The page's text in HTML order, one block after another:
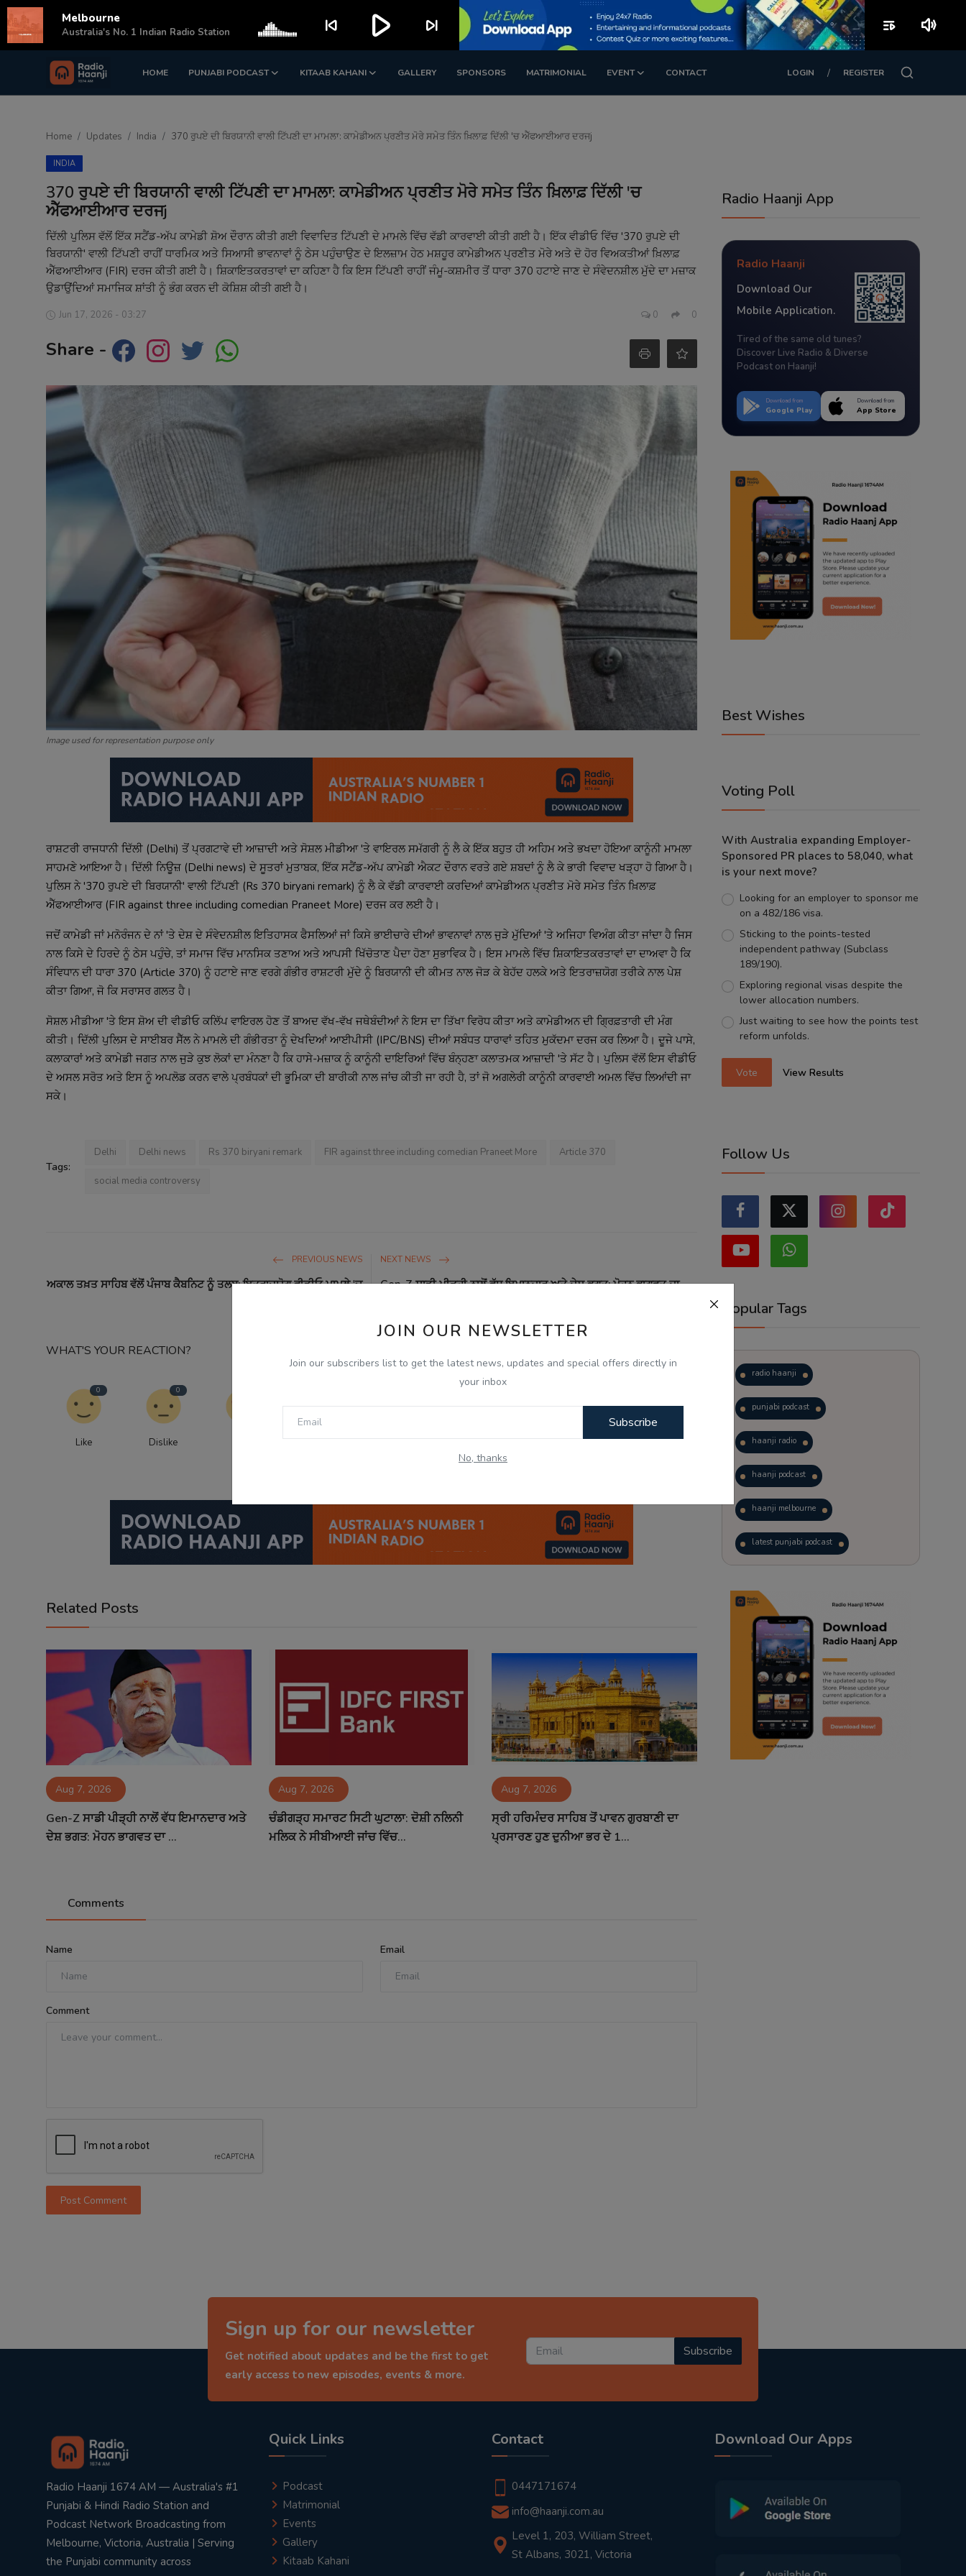
HOME PUNJABI PODCAST KITAAB KAHANI GALLERY SPONSORS MATRIMONIAL EVENT CONTACT LOGIN / REGISTER
Login Register
Punjabi Podcast
Kitaab Kahani
Sponsors
Matrimonial
Contact
JOIN OUR NEWSLETTER
Join our subscribers list to get the latest news, updates and special offers directly in
your inbox
Subscribe
No, thanks
Home Updates India 370 ਰੁਪਏ ਦੀ ਬਿਰਯਾਨੀ ਵਾਲੀ ਟਿੱਪਣੀ ਦਾ ਮਾਮਲਾ: ਕਾਮੇਡੀਅਨ ਪ੍ਰਣੀਤ ਮੋਰੇ ਸਮੇਤ ਤਿੰਨ ਖ਼ਿਲਾਫ਼ ਦਿੱਲੀ 'ਚ ਐੱਫਆਈਆਰ ਦਰਜj
INDIA
370 ਰੁਪਏ ਦੀ ਬਿਰਯਾਨੀ ਵਾਲੀ ਟਿੱਪਣੀ ਦਾ ਮਾਮਲਾ: ਕਾਮੇਡੀਅਨ ਪ੍ਰਣੀਤ ਮੋਰੇ ਸਮੇਤ ਤਿੰਨ ਖ਼ਿਲਾਫ਼ ਦਿੱਲੀ 'ਚ
ਐੱਫਆਈਆਰ ਦਰਜj
ਦਿੱਲੀ ਪੁਲਿਸ ਵੱਲੋਂ ਇੱਕ ਸਟੈਂਡ-ਅੱਪ ਕਾਮੇਡੀ ਸ਼ੋਅ ਦੌਰਾਨ ਕੀਤੀ ਗਈ ਵਿਵਾਦਿਤ ਟਿੱਪਣੀ ਦੇ ਮਾਮਲੇ ਵਿੱਚ ਵੱਡੀ ਕਾਰਵਾਈ ਕੀਤੀ ਗਈ ਹੈ। ਇੱਕ ਵੀਡੀਓ ਵਿੱਚ '370 ਰੁਪਏ ਦੀ
ਬਿਰਯਾਨੀ' ਵਾਲੀ ਟਿੱਪਣੀ ਰਾਹੀਂ ਧਾਰਮਿਕ ਅਤੇ ਸਿਆਸੀ ਭਾਵਨਾਵਾਂ ਨੂੰ ਠੇਸ ਪਹੁੰਚਾਉਣ ਦੇ ਇਲਜ਼ਾਮ ਹੇਠ ਮਸ਼ਹੂਰ ਕਾਮੇਡੀਅਨ ਪ੍ਰਣੀਤ ਮੋਰੇ ਅਤੇ ਦੋ ਹੋਰ ਵਿਅਕਤੀਆਂ ਖ਼ਿਲਾਫ਼
ਐੱਫਆਈਆਰ (FIR) ਦਰਜ ਕੀਤੀ ਗਈ ਹੈ। ਸ਼ਿਕਾਇਤਕਰਤਾਵਾਂ ਦਾ ਕਹਿਣਾ ਹੈ ਕਿ ਇਸ ਟਿੱਪਣੀ ਰਾਹੀਂ ਜੰਮੂ-ਕਸ਼ਮੀਰ ਤੋਂ ਧਾਰਾ 370 ਹਟਾਏ ਜਾਣ ਦੇ ਸੰਵੇਦਨਸ਼ੀਲ ਮੁੱਦੇ ਦਾ ਮਜ਼ਾਕ
ਉਡਾਉਂਦਿਆਂ ਸਮਾਜਿਕ ਸ਼ਾਂਤੀ ਨੂੰ ਭੰਗ ਕਰਨ ਦੀ ਕੋਸ਼ਿਸ਼ ਕੀਤੀ ਗਈ ਹੈ।
Jun 17, 2026 - 03:27 0 0
Share -
Image used for representation purpose only
ਰਾਸ਼ਟਰੀ ਰਾਜਧਾਨੀ ਦਿੱਲੀ (Delhi) ਤੋਂ ਪ੍ਰਗਟਾਵੇ ਦੀ ਆਜ਼ਾਦੀ ਅਤੇ ਸੋਸ਼ਲ ਮੀਡੀਆ 'ਤੇ ਵਾਇਰਲ ਸਮੱਗਰੀ ਨੂੰ ਲੈ ਕੇ ਇੱਕ ਬਹੁਤ ਹੀ ਅਹਿਮ ਅਤੇ ਭਖਦਾ ਹੋਇਆ ਕਾਨੂੰਨੀ ਮਾਮਲਾ
ਸਾਹਮਣੇ ਆਇਆ ਹੈ। ਦਿੱਲੀ ਨਿਊਜ਼ (Delhi news) ਦੇ ਸੂਤਰਾਂ ਮੁਤਾਬਕ, ਇੱਕ ਸਟੈਂਡ-ਅੱਪ ਕਾਮੇਡੀ ਐਕਟ ਦੌਰਾਨ ਵਰਤੇ ਗਏ ਸ਼ਬਦਾਂ ਨੂੰ ਲੈ ਕੇ ਭਾਰੀ ਵਿਵਾਦ ਖੜ੍ਹਾ ਹੋ ਗਿਆ ਹੈ।
ਪੁਲਿਸ ਨੇ '370 ਰੁਪਏ ਦੀ ਬਿਰਯਾਨੀ' ਵਾਲੀ ਟਿੱਪਣੀ (Rs 370 biryani remark) ਨੂੰ ਲੈ ਕੇ ਵੱਡੀ ਕਾਰਵਾਈ ਕਰਦਿਆਂ ਕਾਮੇਡੀਅਨ ਪ੍ਰਣੀਤ ਮੋਰੇ ਸਮੇਤ ਤਿੰਨ ਖ਼ਿਲਾਫ਼
ਐੱਫਆਈਆਰ (FIR against three including comedian Praneet More) ਦਰਜ ਕਰ ਲਈ ਹੈ।
ਜਦੋਂ ਕਾਮੇਡੀ ਜਾਂ ਮਨੋਰੰਜਨ ਦੇ ਨਾਂ 'ਤੇ ਦੇਸ਼ ਦੇ ਸੰਵੇਦਨਸ਼ੀਲ ਇਤਿਹਾਸਕ ਫੈਸਲਿਆਂ ਜਾਂ ਕਿਸੇ ਭਾਈਚਾਰੇ ਦੀਆਂ ਭਾਵਨਾਵਾਂ ਨਾਲ ਜੁੜੇ ਮੁੱਦਿਆਂ 'ਤੇ ਅਜਿਹਾ ਵਿਅੰਗ ਕੀਤਾ ਜਾਂਦਾ ਹੈ ਜਿਸ
ਨਾਲ ਕਿਸੇ ਦੇ ਹਿਰਦੇ ਨੂੰ ਠੇਸ ਪਹੁੰਚੇ, ਤਾਂ ਸਮਾਜ ਵਿੱਚ ਮਾਨਸਿਕ ਤਣਾਅ ਅਤੇ ਆਪਸੀ ਖਿੱਚੋਤਾਣ ਪੈਦਾ ਹੋਣਾ ਸੁਭਾਵਿਕ ਹੈ। ਇਸ ਮਾਮਲੇ ਵਿੱਚ ਸ਼ਿਕਾਇਤਕਰਤਾਵਾਂ ਦਾ ਦਾਅਵਾ ਹੈ ਕਿ
ਸੰਵਿਧਾਨ ਦੀ ਧਾਰਾ 370 (Article 370) ਨੂੰ ਹਟਾਏ ਜਾਣ ਵਰਗੇ ਗੰਭੀਰ ਰਾਸ਼ਟਰੀ ਮੁੱਦੇ ਨੂੰ ਬਿਰਯਾਨੀ ਦੀ ਕੀਮਤ ਨਾਲ ਜੋੜ ਕੇ ਬੇਹੱਦ ਹਲਕੇ ਅਤੇ ਇਤਰਾਜ਼ਯੋਗ ਤਰੀਕੇ ਨਾਲ ਪੇਸ਼
ਕੀਤਾ ਗਿਆ, ਜੋ ਕਿ ਸਰਾਸਰ ਗਲਤ ਹੈ।
ਸੋਸ਼ਲ ਮੀਡੀਆ 'ਤੇ ਇਸ ਸ਼ੋਅ ਦੀ ਵੀਡੀਓ ਕਲਿੱਪ ਵਾਇਰਲ ਹੋਣ ਤੋਂ ਬਾਅਦ ਵੱਖ-ਵੱਖ ਜਥੇਬੰਦੀਆਂ ਨੇ ਇਸ ਦਾ ਤਿੱਖਾ ਵਿਰੋਧ ਕੀਤਾ ਅਤੇ ਕਾਮੇਡੀਅਨ ਦੀ ਗ੍ਰਿਫ਼ਤਾਰੀ ਦੀ ਮੰਗ
ਕੀਤੀ। ਦਿੱਲੀ ਪੁਲਿਸ ਦੇ ਸਾਈਬਰ ਸੈੱਲ ਨੇ ਮਾਮਲੇ ਦੀ ਗੰਭੀਰਤਾ ਨੂੰ ਦੇਖਦਿਆਂ ਆਈਪੀਸੀ (IPC/BNS) ਦੀਆਂ ਸਬੰਧਤ ਧਾਰਾਵਾਂ ਤਹਿਤ ਮੁਕੱਦਮਾ ਦਰਜ ਕਰ ਲਿਆ ਹੈ। ਦੂਜੇ ਪਾਸੇ,
ਕਲਾਕਾਰਾਂ ਅਤੇ ਕਾਮੇਡੀ ਜਗਤ ਨਾਲ ਜੁੜੇ ਕੁਝ ਲੋਕਾਂ ਦਾ ਮੰਨਣਾ ਹੈ ਕਿ ਹਾਸੇ-ਮਜ਼ਾਕ ਨੂੰ ਕਾਨੂੰਨੀ ਦਾਇਰਿਆਂ ਵਿੱਚ ਬੰਨ੍ਹਣਾ ਕਲਾਤਮਕ ਆਜ਼ਾਦੀ 'ਤੇ ਸੱਟ ਹੈ। ਪੁਲਿਸ ਵੱਲੋਂ ਇਸ ਵੀਡੀਓ
ਦੇ ਅਸਲ ਸਰੋਤ ਅਤੇ ਇਸ ਨੂੰ ਅਪਲੋਡ ਕਰਨ ਵਾਲੇ ਪ੍ਰਬੰਧਕਾਂ ਦੀ ਭੂਮਿਕਾ ਦੀ ਬਾਰੀਕੀ ਨਾਲ ਜਾਂਚ ਕੀਤੀ ਜਾ ਰਹੀ ਹੈ, ਤਾਂ ਜੋ ਅਗਲੇਰੀ ਕਾਨੂੰਨੀ ਕਾਰਵਾਈ ਅਮਲ ਵਿੱਚ ਲਿਆਂਦੀ ਜਾ
ਸਕੇ।
Tags:
Delhi Delhi news Rs 370 biryani remark FIR against three including comedian Praneet More Article 370
social media controversy
PREVIOUS NEWS
ਅਕਾਲ ਤਖ਼ਤ ਸਾਹਿਬ ਵੱਲੋਂ ਪੰਜਾਬ ਕੈਬਨਿਟ ਨੂੰ ਤਲਬ: ਇਤਰਾਜ਼ਯੋਗ ਵੀਡੀਓ ਮਾਮਲੇ 'ਚ
NEXT NEWS
Gen-Z ਸਾਡੀ ਪੀੜ੍ਹੀ ਨਾਲੋਂ ਵੱਧ ਇਮਾਨਦਾਰ ਅਤੇ ਦੇਸ਼ ਭਗਤ: ਮੋਹਨ ਭਾਗਵਤ ਦਾ
WHAT'S YOUR REACTION?
0
Like
0
Dislike Funny Angry Sad Wow
Related Posts
Aug 7, 2026
Gen-Z ਸਾਡੀ ਪੀੜ੍ਹੀ ਨਾਲੋਂ ਵੱਧ ਇਮਾਨਦਾਰ ਅਤੇ
ਦੇਸ਼ ਭਗਤ: ਮੋਹਨ ਭਾਗਵਤ ਦਾ ...
Aug 7, 2026
ਚੰਡੀਗੜ੍ਹ ਸਮਾਰਟ ਸਿਟੀ ਘੁਟਾਲਾ: ਦੋਸ਼ੀ ਨਲਿਨੀ
ਮਲਿਕ ਨੇ ਸੀਬੀਆਈ ਜਾਂਚ ਵਿੱਚ...
Aug 7, 2026
ਸ੍ਰੀ ਹਰਿਮੰਦਰ ਸਾਹਿਬ ਤੋਂ ਪਾਵਨ ਗੁਰਬਾਣੀ ਦਾ
ਪ੍ਰਸਾਰਣ ਹੁਣ ਦੁਨੀਆ ਭਰ ਦੇ 1...
Comments
Name Email
Comment
Post Comment
Radio Haanji App
Radio Haanji
Download Our
Mobile Application.
Tired of the same old tunes?
Discover Live Radio & Diverse
Podcast on Haanji!
Download from
Google Play
Download from
App Store
Best Wishes
Voting Poll
With Australia expanding Employer-
Sponsored PR places to 58,040, what
is your next move?
Looking for an employer to sponsor me
on a 482/186 visa.
Sticking to the points-tested
independent pathway (Subclass
189/190).
Exploring regional visas despite the
lower allocation numbers.
Just waiting to see how the points test
reform unfolds.
Vote View Results
Follow Us
Popular Tags
radio haanji
punjabi podcast
haanji radio
haanji podcast
haanji melbourne
latest punjabi podcast
trending punjabi podcast
ranjodh singh
punjabi podcast australia
radio haanji updates
punjabi kahani
Sign up for our newsletter
Get notified about updates and be the first to get
early access to new episodes, events & more.
Subscribe
Radio Haanji 1674 AM — Australia's #1
Punjabi & Hindi Radio Station and
Podcast Network Broadcasting from
Melbourne, Victoria, Australia | Serving
the Punjabi community across
Quick Links
Podcast
Matrimonial
Events
Gallery
Kitaab Kahani
Contact
0447171674
info@haanji.com.au
Level 1, 203, William Street,
St Albans, 3021, Victoria
Download Our Apps
Melbourne
Australia's No. 1 Indian Radio Station skip_previous play_arrow skip_next playlist_play volume_up